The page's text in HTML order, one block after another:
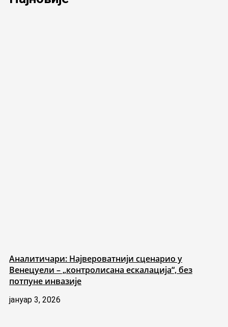
Аналитичари: Највероватнији сценарио у
Венецуели – „контролисана ескалација“, без
потпуне инвазије
јануар 3, 2026